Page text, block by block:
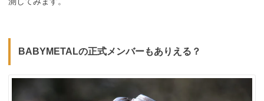
BABYMETALの正式メンバーもありえる？